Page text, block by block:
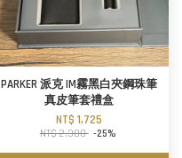
PARKER 派克 IM霧黑白夾鋼珠筆
真皮筆套禮盒
NT$ 1,725
NT$ 2,300 -25%